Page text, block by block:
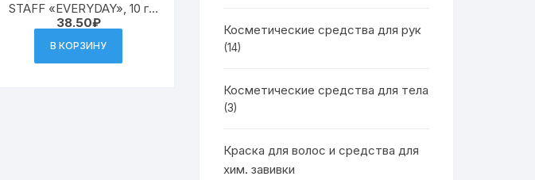
STAFF «EVERYDAY», 10 г
(Малайзия), нежирный,
нетоксичный
38.50₽
В КОРЗИНУ
Косметические средства для рук
(14)
Косметические средства для тела
(3)
Краска для волос и средства для
хим. завивки